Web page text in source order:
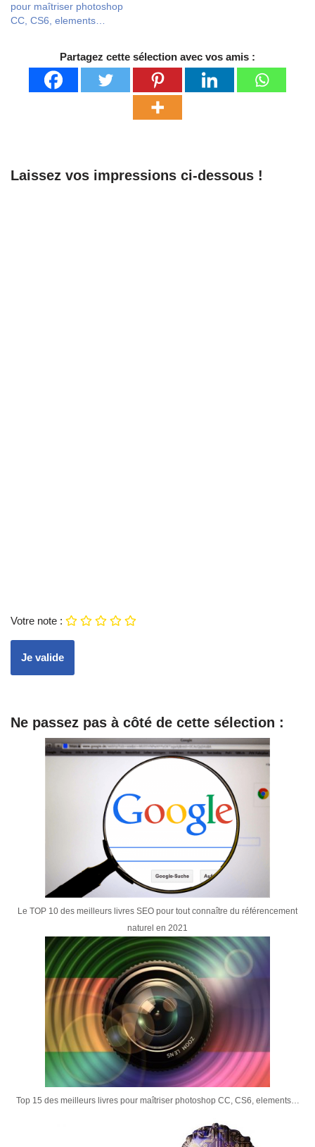
pour maîtriser photoshop
CC, CS6, elements…
Partagez cette sélection avec vos amis :
Laissez vos impressions ci-dessous !
Votre note :
Ne passez pas à côté de cette sélection :
Le TOP 10 des meilleurs livres SEO pour tout connaître du référencement
naturel en 2021
Top 15 des meilleurs livres pour maîtriser photoshop CC, CS6, elements…